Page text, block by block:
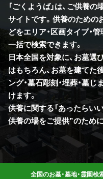
「ごくようば」は、ご供養
サイトです。供養のための
どをエリア・区画タイプ・
一括で検索できます。
日本全国を対象に、お墓選
はもちろん、お墓を建てた
ング・墓石彫刻・埋葬・墓
けます。
供養に関する「あったらい
供養の場をご提供”のため
全国のお墓・墓地・霊園検